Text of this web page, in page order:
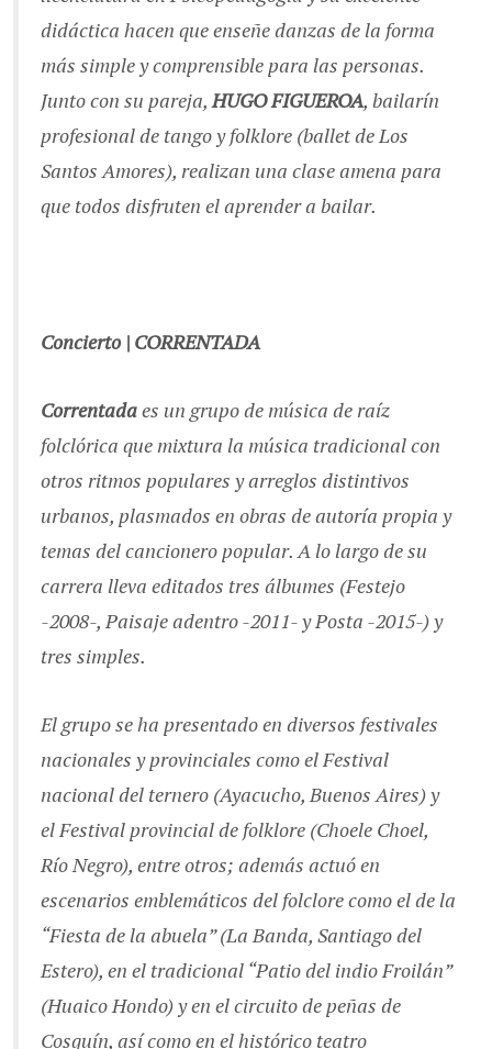
didáctica hacen que enseñe danzas de la forma
más simple y comprensible para las personas.
Junto con su pareja,HUGO FIGUEROA, bailarín
profesional de tango y folklore (ballet de Los
Santos Amores), realizan una clase amena para
que todos disfruten el aprender a bailar.
Concierto | CORRENTADA
Correntadaes un grupo de música de raíz
folclórica que mixtura la música tradicional con
otros ritmos populares y arreglos distintivos
urbanos, plasmados en obras de autoría propia y
temas del cancionero popular. A lo largo de su
carrera lleva editados tres álbumes (Festejo
-2008-, Paisaje adentro -2011- y Posta -2015-) y
tres simples.
El grupo se ha presentado en diversos festivales
nacionales y provinciales como el Festival
nacional del ternero (Ayacucho, Buenos Aires) y
el Festival provincial de folklore (Choele Choel,
Río Negro), entre otros; además actuó en
escenarios emblemáticos del folclore como el de la
“Fiesta de la abuela” (La Banda, Santiago del
Estero), en el tradicional “Patio del indio Froilán”
(Huaico Hondo) y en el circuito de peñas de
Cosquín, así como en el histórico teatro